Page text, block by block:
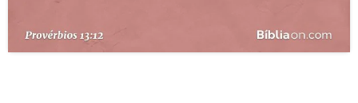
TERMO BÍBLICO